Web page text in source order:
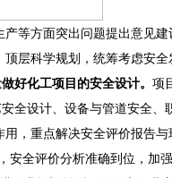
等方面突出问题提出意见建议
顶层科学规划，统筹考虑安
好化工项目的安全设计。 项
计、设备与管道安全、职业
，重点解决安全评价报告与
全评价分析准确到位，加强从